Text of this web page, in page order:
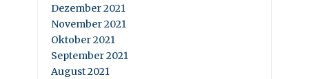
Dezember 2021
November 2021
Oktober 2021
September 2021
August 2021